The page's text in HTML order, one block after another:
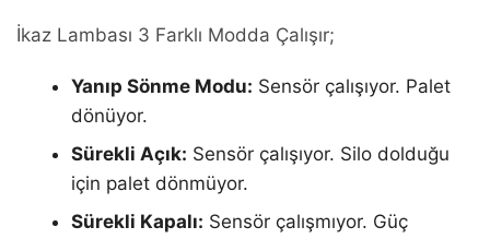
İkaz Lambası 3 Farklı Modda Çalışır;
Yanıp Sönme Modu: Sensör çalışıyor. Palet
dönüyor.
Sürekli Açık: Sensör çalışıyor. Silo dolduğu
için palet dönmüyor.
Sürekli Kapalı: Sensör çalışmıyor. Güç